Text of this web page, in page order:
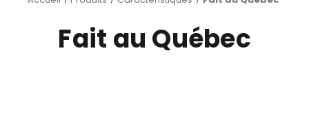
Fait au Québec